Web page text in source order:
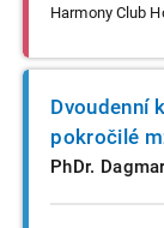
Harmony Club
Dvoudenní
pokročilé
PhDr.